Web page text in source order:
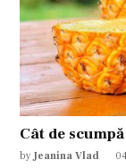
Cât de
by Jeanina Vlad